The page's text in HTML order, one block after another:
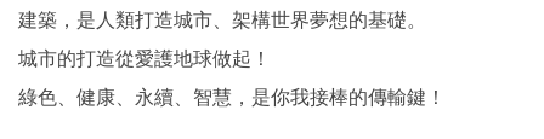
建築，是人類打造城市、架構世界夢想的基礎。
城市的打造從愛護地球做起！
綠色、健康、永續、智慧，是你我接棒的傳輸鍵！